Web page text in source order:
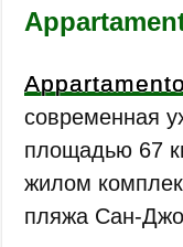
современная
площадью 67
жилом
пляжа Сан-